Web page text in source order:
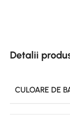
Detalii
CULOARE DE